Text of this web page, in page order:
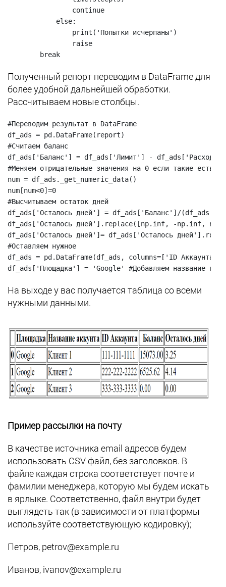
                continue
            else:
                print('Попытки исчерпаны')
                raise
        break
Полученный репорт переводим в DataFrame для
более удобной дальнейшей обработки.
Рассчитываем новые столбцы.
#Переводим результат в DataFrame
df_ads = pd.DataFrame(report)
#Считаем баланс
df_ads['Баланс'] = df_ads['Лимит'] - df_ads['Расход
#Меняем отрицательные значения на 0 если такие есть
num = df_ads._get_numeric_data()
num[num<0]=0
#Высчитываем остаток дней
df_ads['Осталось дней'] = df_ads['Баланс']/
df_ads['Осталось дней'].replace([np.inf, -np.inf,
df_ads['Осталось дней']= df_ads['Осталось
#Оставляем нужное
df_ads = pd.DataFrame(df_ads, columns=['ID
На выходе у вас получается таблица со всеми
нужными данными.
Пример рассылки на почту
В качестве источника email адресов будем
использовать CSV файл, без заголовков. В
файле каждая строка соответствует почте и
фамилии менеджера, которую мы будем искать
в ярлыке. Соответственно, файл внутри будет
выглядеть так (в зависимости от платформы
используйте соответствующую кодировку);
Петров, petrov@example.ru
Иванов, ivanov@example.ru